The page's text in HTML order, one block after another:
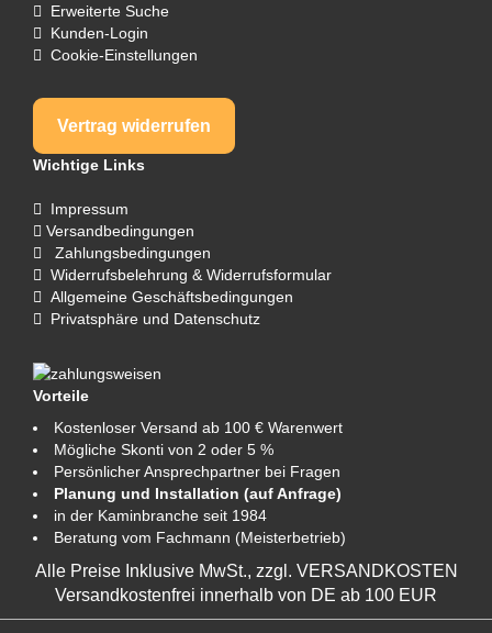
Erweiterte Suche
Kunden-Login
Cookie-Einstellungen
Vertrag widerrufen
Wichtige Links
Impressum
Versandbedingungen
Zahlungsbedingungen
Widerrufsbelehrung & Widerrufsformular
Allgemeine Geschäftsbedingungen
Privatsphäre und Datenschutz
Vorteile
Kostenloser Versand ab 100 € Warenwert
Mögliche Skonti von 2 oder 5 %
Persönlicher Ansprechpartner bei Fragen
Planung und Installation (auf Anfrage)
in der Kaminbranche seit 1984
Beratung vom Fachmann (Meisterbetrieb)
Alle Preise Inklusive MwSt., zzgl. VERSANDKOSTEN
Versandkostenfrei innerhalb von DE ab 100 EUR